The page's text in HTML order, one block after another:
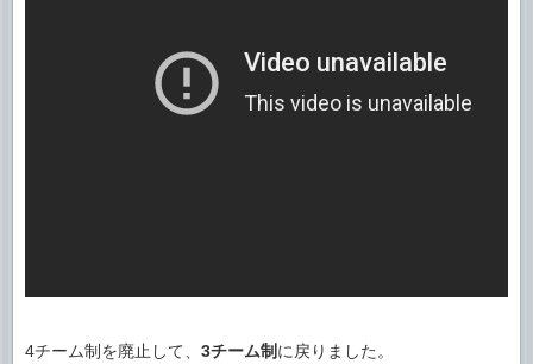
4チーム制を廃止して、 3チーム制 に戻りました。